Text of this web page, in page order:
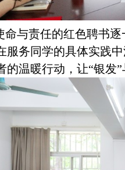
命与责任的红色聘书
服务同学的具体实践
的温暖行动，让“银发